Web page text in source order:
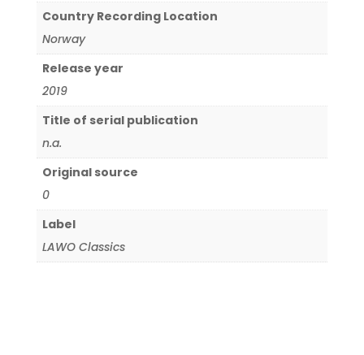
Country Recording Location
Norway
Release year
2019
Title of serial publication
n.a.
Original source
0
Label
LAWO Classics